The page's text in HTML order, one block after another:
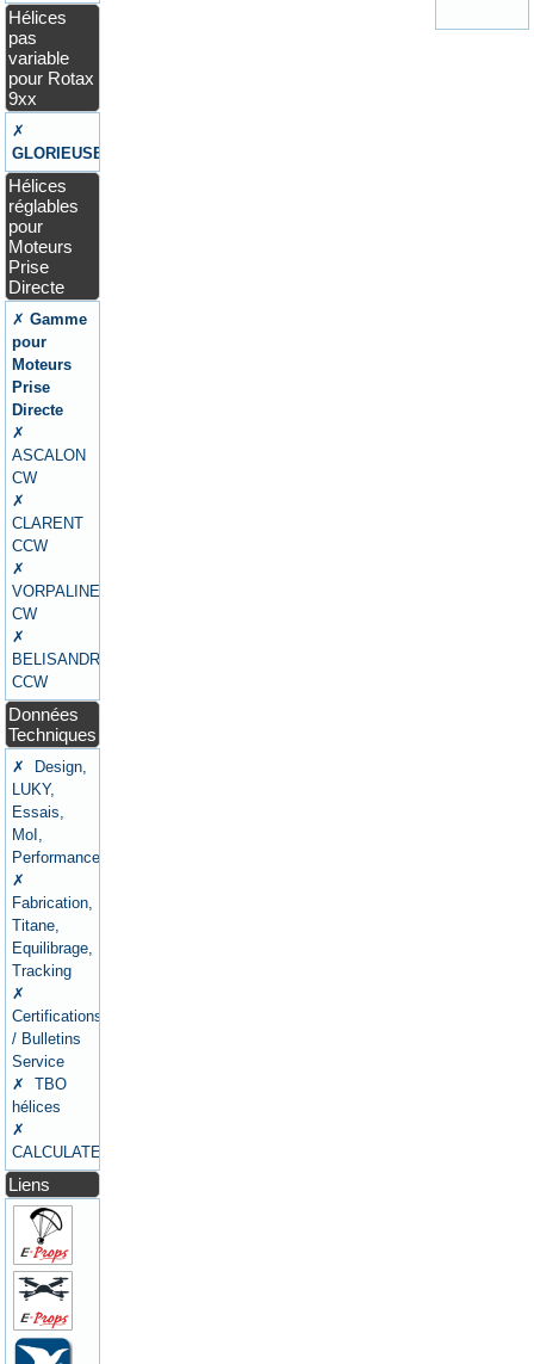
Hélices
pas
variable
pour Rotax
9xx
✗
GLORIEUSE
Hélices
réglables
pour
Moteurs
Prise
Directe
✗Gamme
pour
Moteurs
Prise
Directe
✗
ASCALON
CW
✗
CLARENT
CCW
✗
VORPALINE
CW
✗
BELISANDRE
CCW
Données
Techniques
✗ Design,
LUKY,
Essais,
MoI,
Performances
✗
Fabrication,
Titane,
Equilibrage,
Tracking
✗
Certifications
/ Bulletins
Service
✗ TBO
hélices
✗
CALCULATEURS
Liens